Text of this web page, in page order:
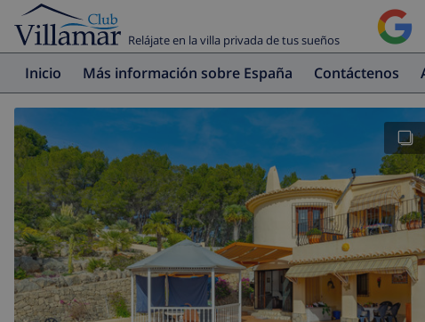
Relájate en la villa privada de tus sueños
Inicio Más información sobre España Contáctenos